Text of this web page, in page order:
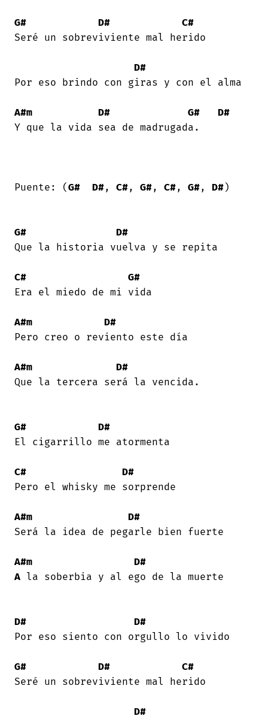
G# D#
C#
Seré un sobreviviente mal herido
D#
Por eso brindo con giras y con el alma
A#m D# G#
D#
Y que la vida sea de madrugada.
Puente: ( G# D#, C#, G#, C#, G#, D#)
G#
D#
Que la historia vuelva y se repita
C#
G#
Era el miedo de mi vida
A#m
D#
Pero creo o reviento este día
A#m
D#
Que la tercera será la vencida.
G#
D#
El cigarrillo me atormenta
C#
D#
Pero el whisky me sorprende
A#m
D#
Será la idea de pegarle bien fuerte
A#m
D#
A la soberbia y al ego de la muerte
D#
D#
Por eso siento con orgullo lo vivido
G# D#
C#
Seré un sobreviviente mal herido
D#